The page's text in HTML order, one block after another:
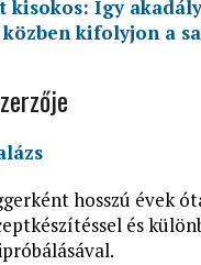
kisokos: Így
közben kifolyjon a
hosszú évek
és